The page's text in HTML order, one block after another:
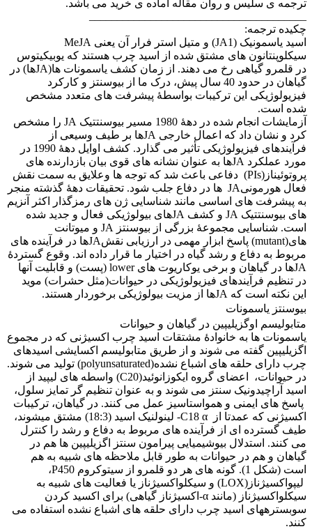
ترجمه ی سلیس و روان مقاله آماده ی خرید می باشد.
چکیده ترجمه:
اسید یاسمونیک (JA1) و متیل استر فرار آن یعنی MeJA
سیکلوپنتانون های مشتق شده از اسید چرب هستند که یوبیکیتوس
در قلمرو گیاهی رخ می دهند. از زمان کشف یاسمونات ها(JAها) در
گیاهان در حدود 40 سال پیش، درک ما از بیوسنتز و کارکرد
فیزیولوژیکی این ترکیبات بواسطۀ پیشرفت های متعدد مشخص
شده است.
آزمایشات انجام شده در دهۀ 1980 مسیر بیوسنتتیک JA را مشخص
کرد و نشان داد که اعمال خارجی JAها بر طیف وسیعی از
فرآیندهای فیزیولوژیکی تأثیر می گذارد. کشف اوایل دهۀ 1990 در
مورد عملکرد JAها به عنوان نشانه های قوی بیان بازدارنده های
پروتوئیناز(PIs) دفاعی باعث شد که توجه ها وعلایق به سمت نقش
فعال هورمونیJA ها در دفاع جلب شود. تحقیقات دهۀ گذشته منجر
به پیشرفت های اساسی مانند شناسایی ژن های رمزگذار اکثر آنزیم
های بیوسنتتیک JA و کشف JAهای بیولوژیکی فعال و جدید شده
است. شناسایی مجموعۀ بزرگی از بیوسنتز JA و میوتانت
های(mutant) پاسخ ابزار مهمی در ارزیابی نقشJAها در فرآینده های
مربوط به دفاع و رشد گیاه در اختیار ما قرار داده اند. وقوع گستردۀ
JAها در گیاهان و برخی یوکاریوت های lower (پست) و قابلیت آنها
در تنظیم فرآیندهای فیزیولوژیکی در حیوانات(مثل حشرات) موید
این نکته است که JAها از مزیت بیولوژیکی برخوردار هستند.
بیوسنتز یاسمونات
متابولیسم اوگزیلیپین در گیاهان و حیوانات
یاسمونات ها به خانوادۀ مشتقات اسید چرب اکسیژنی که در مجموع
اگزیلیپین گفته می شوند و از طریق متابولیسم اکسایشی اسیدهای
چرب دارای حلقه های اشباع نشده(polyunsaturated) تولید می شوند.
در حیوانات، اعضای گروه ایکوزانوئید(C20) واسطه های لیپید از
اسید آراچیدونیک سنتز می شوند و به عنوان تنظیم گر تمایز سلول،
پاسخ های ایمنی و همواستاسیز عمل می کنند. در گیاهان، ترکیبات
اکسیژنی که عمدتا از C18 α- لینولنیک اسید (18:3) مشتق میشوند،
طیف گسترده ای از فرآینده های مربوط به دفاع و رشد را کنترل
می کنند. استدلال بیوشیمیایی پیرامون سنتز اگزیلیپین ها هم در
گیاهان و هم در حیوانات به طور قابل ملاحظه های شبیه به هم
است (شکل 1). گونه های هر دو قلمرو از سیتوکروم P450،
لیپواکسیژناز(LOX) و سیکلواکسیژناز یا فعالیت های شبیه به
سیکلواکسیژناز (مانند α-اکسیژناز گیاهی) برای اکسید کردن
سوبسترههای اسید چرب دارای حلقه های اشباع نشده استفاده می
کنند.